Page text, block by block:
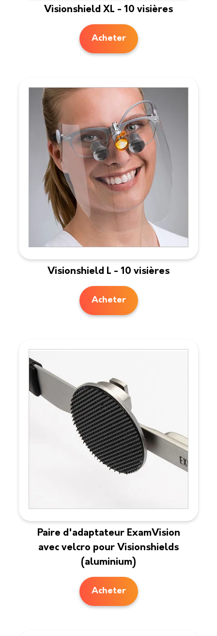
Visionshield XL - 10 visières
Acheter
Visionshield L - 10 visières
Acheter
Paire d'adaptateur ExamVision
avec velcro pour Visionshields
(aluminium)
Acheter